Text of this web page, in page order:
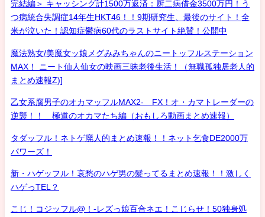
完結編＞ キャッシング計1500万返済：厨二病借金3500万円！う
つ病統合失調症14年生HKT46！！9期研究生、最後のサイト！全
米が泣いた！認知症鬱病60代のラストサイト絶賛！公開中
魔法熟女/美魔女ッ娘メグみみちゃんのニートッフルステーション
MAX！ ニート仙人仙女の映画三昧老後生活！（無職孤独居老人的
まとめ速報Z)]
乙女系腐男子のオカマッフルMAX2- FX！オ・カマトレーダーの
逆襲！！ 極道のオカマたち編（おもしろ動画まとめ速報）
タダッフル！ネトゲ廃人的まとめ速報！！ネット乞食DE2000万
パワーズ！
新・ハゲッフル！哀愁のハゲ男の髪ってるまとめ速報！！激しく
ハゲっTEL？
こじ！コジッフル@！-レズっ娘百合ネエ！こじらせ！50独身処